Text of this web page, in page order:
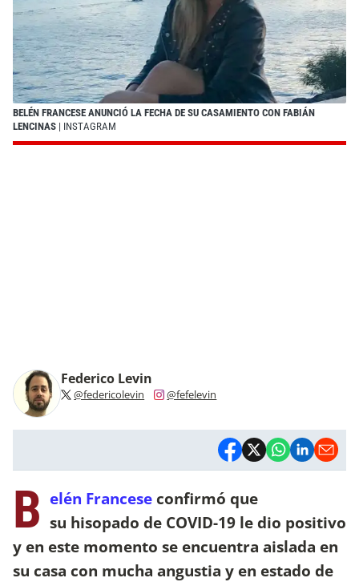
BELÉN FRANCESE ANUNCIÓ LA FECHA DE SU CASAMIENTO CON FABIÁN
LENCINAS | INSTAGRAM
Federico Levin
@federicolevin @fefelevin
B elén Francese confirmó que
su hisopado de COVID-19 le dio positivo
y en este momento se encuentra aislada en
su casa con mucha angustia y en estado de